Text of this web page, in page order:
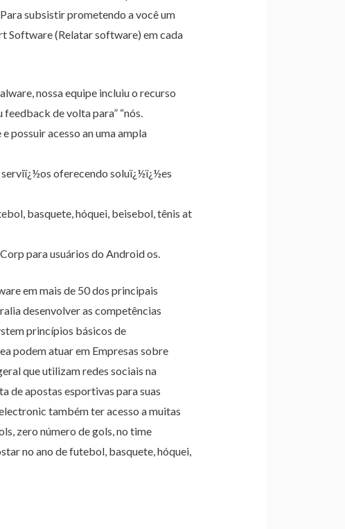
subsistir prometendo a você um
Software (Relatar software) em cada
nossa equipe incluiu o recurso
de volta para” “nós.
possuir acesso an uma ampla
oferecendo soluï¿½ï¿½es
basquete, hóquei, beisebol, tênis at
para usuários do Android os.
em mais de 50 dos principais
desenvolver as competências
princípios básicos de
podem atuar em Empresas sobre
que utilizam redes sociais na
de apostas esportivas para suas
também ter acesso a muitas
zero número de gols, no time
no ano de futebol, basquete, hóquei,